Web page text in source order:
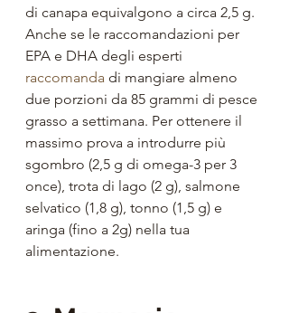
di canapa equivalgono a circa 2,5 g.
Anche se le raccomandazioni per
EPA e DHA degli esperti
raccomanda di mangiare almeno
due porzioni da 85 grammi di pesce
grasso a settimana. Per ottenere il
massimo prova a introdurre più
sgombro (2,5 g di omega-3 per 3
once), trota di lago (2 g), salmone
selvatico (1,8 g), tonno (1,5 g) e
aringa (fino a 2g) nella tua
alimentazione.